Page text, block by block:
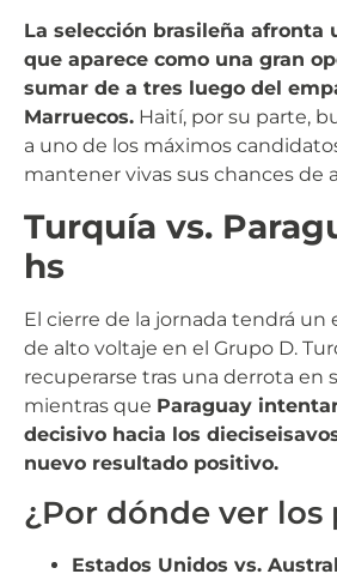
La selección brasileña afronta
que aparece como una gran
sumar de a tres luego del
Marruecos. Haití, por su parte,
a uno de los máximos
mantener vivas sus chances de
Turquía vs.
hs
El cierre de la jornada tendrá
de alto voltaje en el Grupo D.
recuperarse tras una derrota en
mientras que Paraguay
decisivo hacia los
nuevo resultado positivo.
¿Por dónde ver los
Estados Unidos vs.